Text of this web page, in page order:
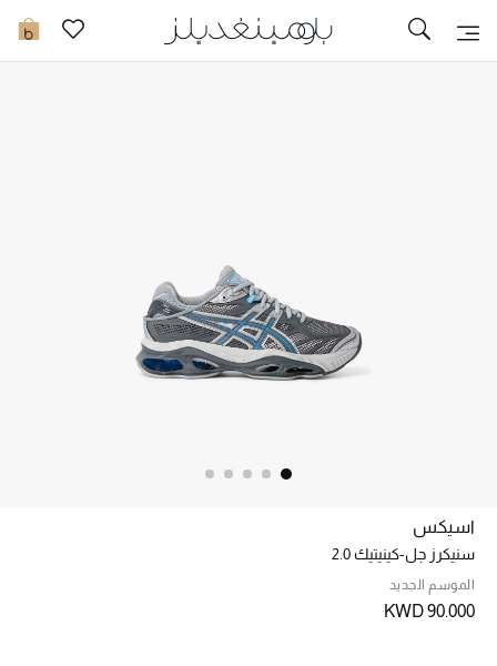
0 تخفيضات
خصم حتى 70%
تسوقوا الآن
اسيكس
سنيكرز جل-كينيتيك 2.0
الموسم الجديد
KWD 90.000